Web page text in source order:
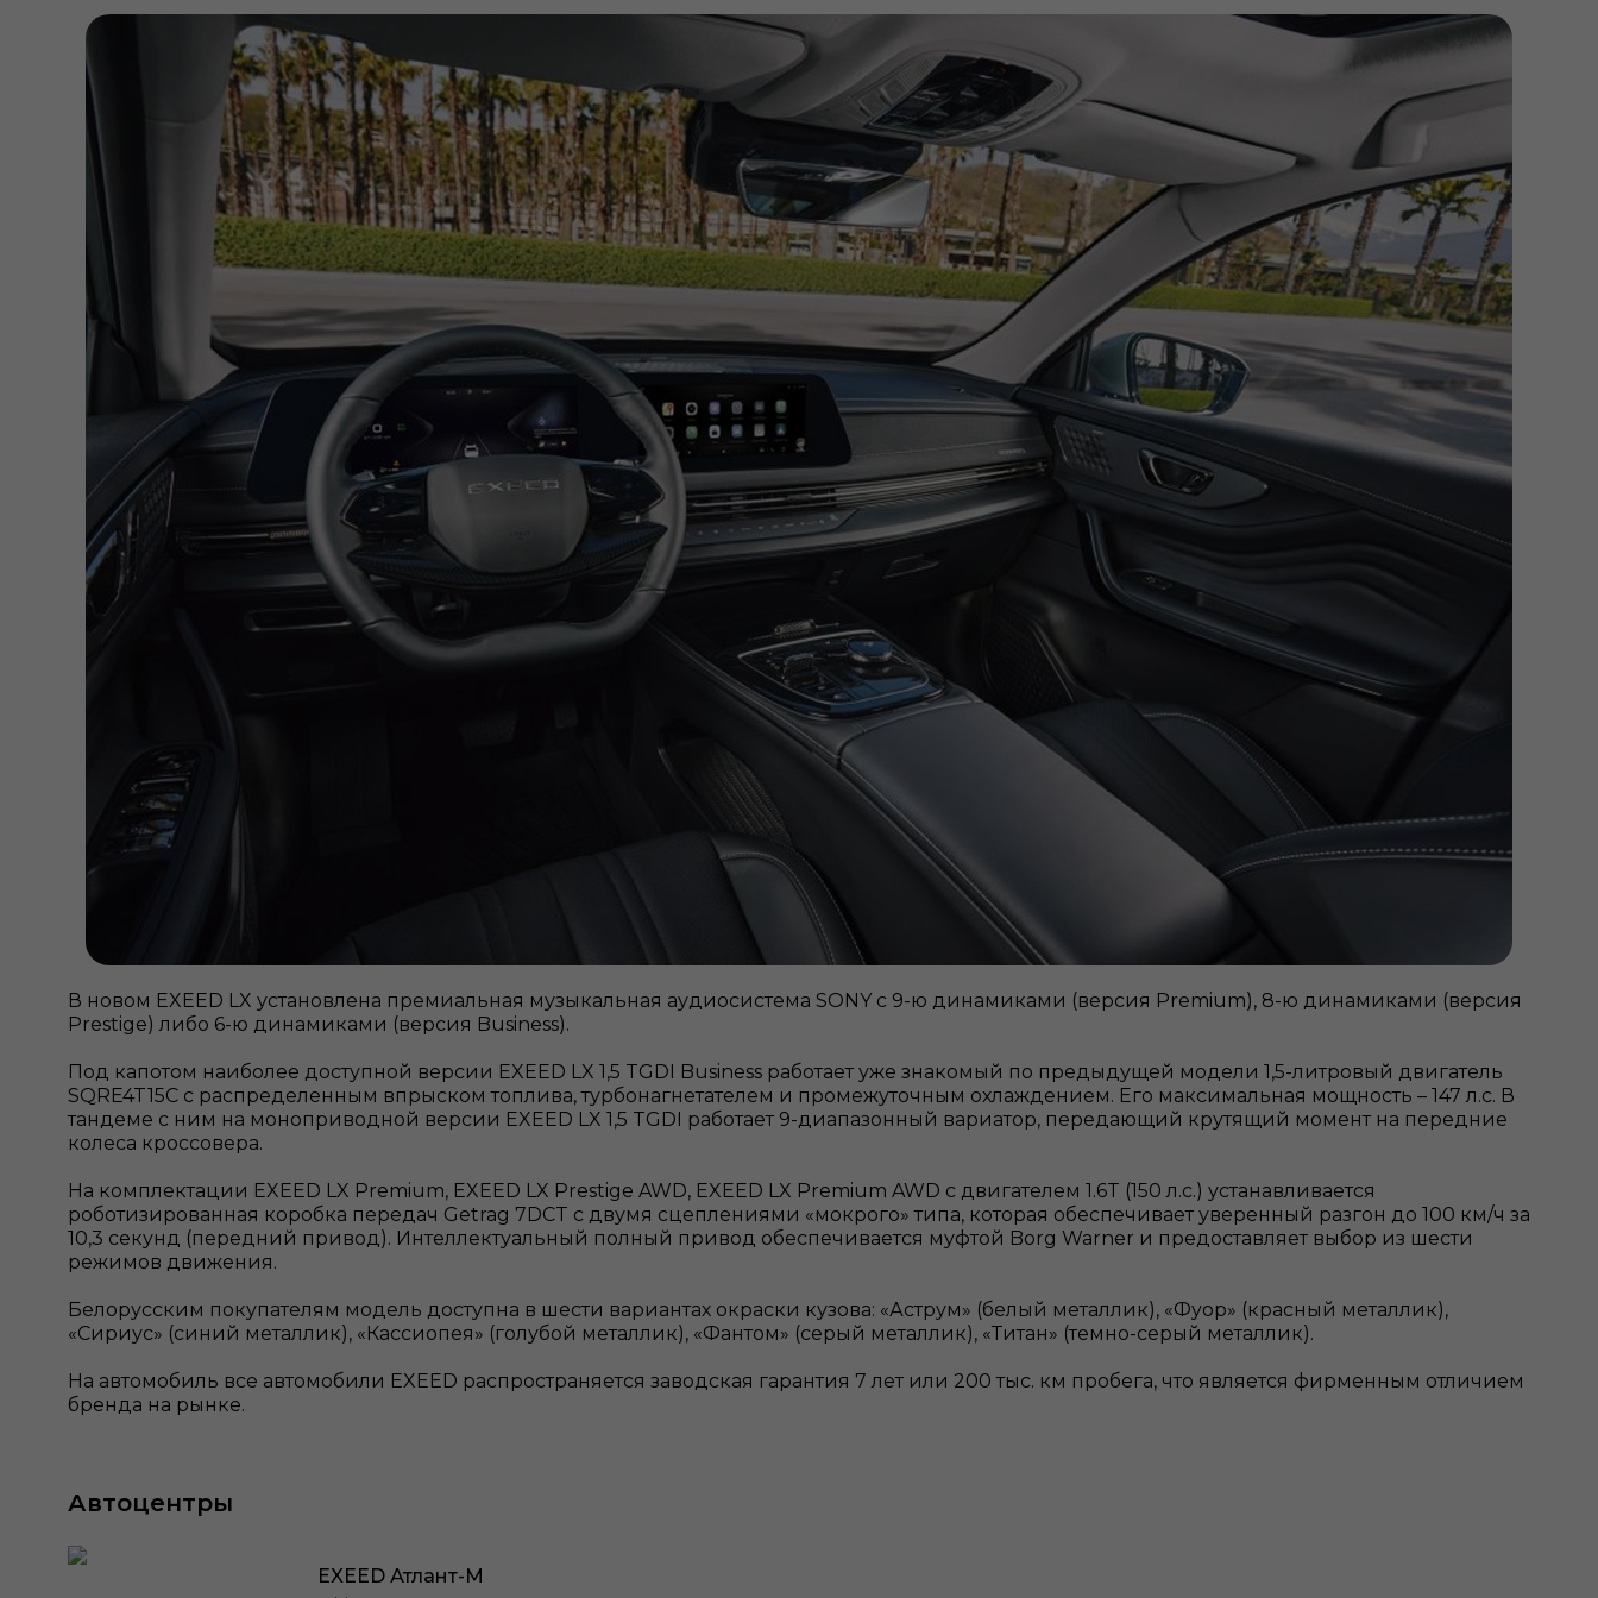
В новом EXEED LX установлена премиальная музыкальная аудиосистема SONY с 9-ю динамиками (версия Premium), 8-ю динамиками (версия
Prestige) либо 6-ю динамиками (версия Business).
Под капотом наиболее доступной версии EXEED LX 1,5 TGDI Business работает уже знакомый по предыдущей модели 1,5-литровый двигатель
SQRE4T15C с распределенным впрыском топлива, турбонагнетателем и промежуточным охлаждением. Его максимальная мощность – 147 л.с. В
тандеме с ним на моноприводной версии EXEED LX 1,5 TGDI работает 9-диапазонный вариатор, передающий крутящий момент на передние
колеса кроссовера.
На комплектации EXEED LX Premium, EXEED LX Prestige AWD, EXEED LX Premium AWD с двигателем 1.6T (150 л.с.) устанавливается
роботизированная коробка передач Getrag 7DCT с двумя сцеплениями «мокрого» типа, которая обеспечивает уверенный разгон до 100 км/ч за
10,3 секунд (передний привод). Интеллектуальный полный привод обеспечивается муфтой Borg Warner и предоставляет выбор из шести
режимов движения.
Белорусским покупателям модель доступна в шести вариантах окраски кузова: «Аструм» (белый металлик), «Фуор» (красный металлик),
«Сириус» (синий металлик), «Кассиопея» (голубой металлик), «Фантом» (серый металлик), «Титан» (темно-серый металлик).
На автомобиль все автомобили EXEED распространяется заводская гарантия 7 лет или 200 тыс. км пробега, что является фирменным отличием
бренда на рынке.
Автоцентры
EXEED Атлант-М